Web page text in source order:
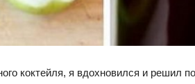
коктейля, я вдохновился и решил